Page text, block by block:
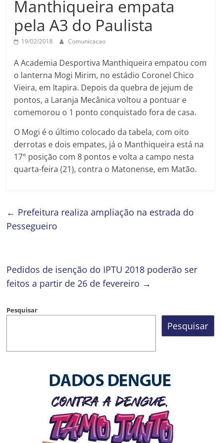
Prefeitura
Estância
Turística
Guaratinguetá
Manthiqueira empata
pela A3 do Paulista
19/02/2018 Comunicacao
A Academia Desportiva Manthiqueira empatou com
o lanterna Mogi Mirim, no estádio Coronel Chico
Vieira, em Itapira. Depois da quebra de jejum de
pontos, a Laranja Mecânica voltou a pontuar e
comemorou o 1 ponto conquistado fora de casa.
O Mogi é o último colocado da tabela, com oito
derrotas e dois empates, já o Manthiqueira está na
17° posição com 8 pontos e volta a campo nesta
quarta-feira (21), contra o Matonense, em Matão.
← Prefeitura realiza ampliação na estrada do
Pessegueiro
Pedidos de isenção do IPTU 2018 poderão ser
feitos a partir de 26 de fevereiro →
Pesquisar
Pesquisar